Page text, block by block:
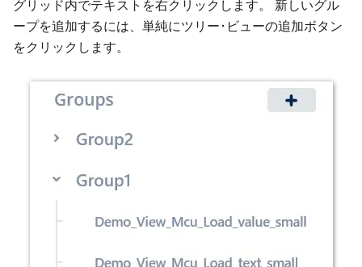
グリッド内でテキストを右クリックします。 新しいグル
ープを追加するには、単純にツリー･ビューの追加ボタン
をクリックします。